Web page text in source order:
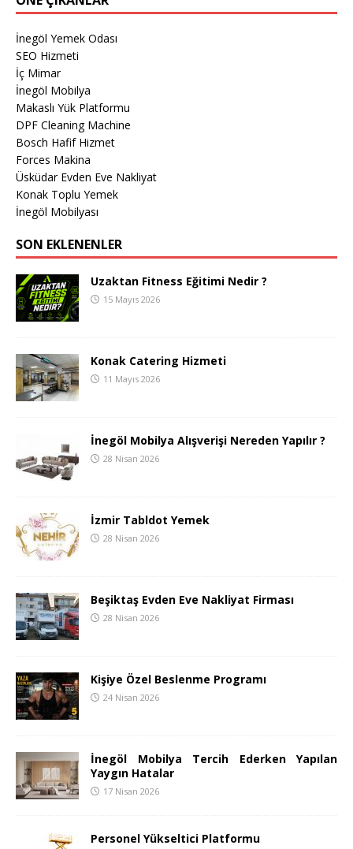
İnegöl Yemek Odası
SEO Hizmeti
İç Mimar
İnegöl Mobilya
Makaslı Yük Platformu
DPF Cleaning Machine
Bosch Hafif Hizmet
Forces Makina
Üsküdar Evden Eve Nakliyat
Konak Toplu Yemek
İnegöl Mobilyası
SON EKLENENLER
Uzaktan Fitness Eğitimi Nedir ?
15 Mayıs 2026
Konak Catering Hizmeti
11 Mayıs 2026
İnegöl Mobilya Alışverişi Nereden Yapılır ?
28 Nisan 2026
İzmir Tabldot Yemek
28 Nisan 2026
Beşiktaş Evden Eve Nakliyat Firması
28 Nisan 2026
Kişiye Özel Beslenme Programı
24 Nisan 2026
İnegöl Mobilya Tercih Ederken Yapılan
Yaygın Hatalar
17 Nisan 2026
Personel Yükseltici Platformu